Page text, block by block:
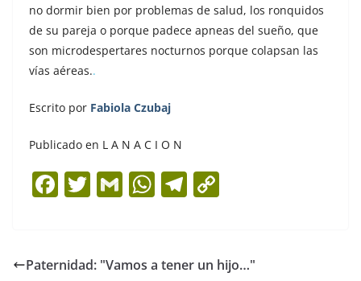
no dormir bien por problemas de salud, los ronquidos
de su pareja o porque padece apneas del sueño, que
son microdespertares nocturnos porque colapsan las
vías aéreas..
Escrito por Fabiola Czubaj
Publicado en L A N A C I O N
F
e
T
er
G
l
W
s
T
gr y
Paternidad: "Vamos a tener un hijo…"